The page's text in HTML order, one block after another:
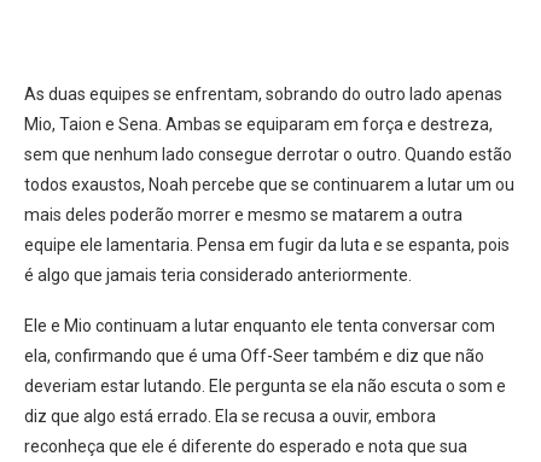
As duas equipes se enfrentam, sobrando do outro lado apenas
Mio, Taion e Sena. Ambas se equiparam em força e destreza,
sem que nenhum lado consegue derrotar o outro. Quando estão
todos exaustos, Noah percebe que se continuarem a lutar um ou
mais deles poderão morrer e mesmo se matarem a outra
equipe ele lamentaria. Pensa em fugir da luta e se espanta, pois
é algo que jamais teria considerado anteriormente.
Ele e Mio continuam a lutar enquanto ele tenta conversar com
ela, confirmando que é uma Off-Seer também e diz que não
deveriam estar lutando. Ele pergunta se ela não escuta o som e
diz que algo está errado. Ela se recusa a ouvir, embora
reconheça que ele é diferente do esperado e nota que sua